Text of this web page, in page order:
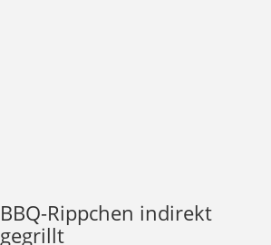
BBQ-Rippchen indirekt
gegrillt